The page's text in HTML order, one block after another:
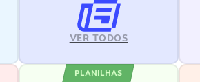
VER TODOS
PLANILHAS